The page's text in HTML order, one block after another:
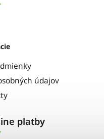
údajov
platby